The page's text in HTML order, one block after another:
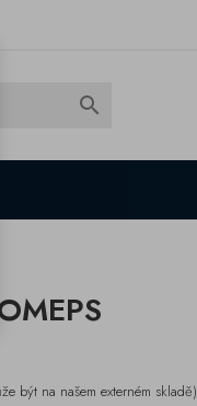

být na našem externém skladě)